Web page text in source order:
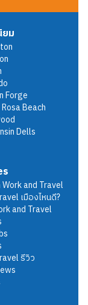
ม
Forge
Beach
Dells
and Travel
เมืองไหนดี?
and Travel
รีวิว